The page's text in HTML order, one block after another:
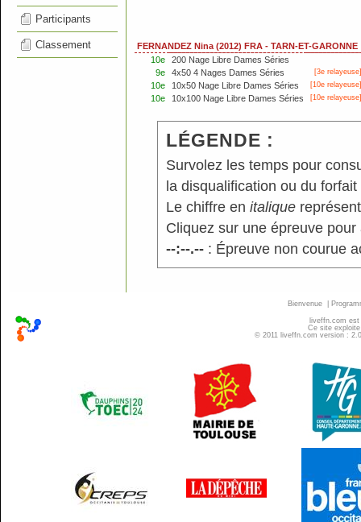
Participants
Classement
FERNANDEZ Nina (2012) FRA - TARN-ET-GARONNE
10e
200 Nage Libre Dames Séries
9e
4x50 4 Nages Dames Séries [3e relayeuse]
10e 10x50 Nage Libre Dames Séries [10e relayeuse]
10e 10x100 Nage Libre Dames Séries [10e relayeuse]
LÉGENDE :
Survolez les temps pour
la disqualification ou du forfait
Le chiffre en italique
Cliquez sur une épreuve
--:--.--: Épreuve non courue
Bienvenue
liveffn.com
Ce site
© 2011 liveffn.com version :